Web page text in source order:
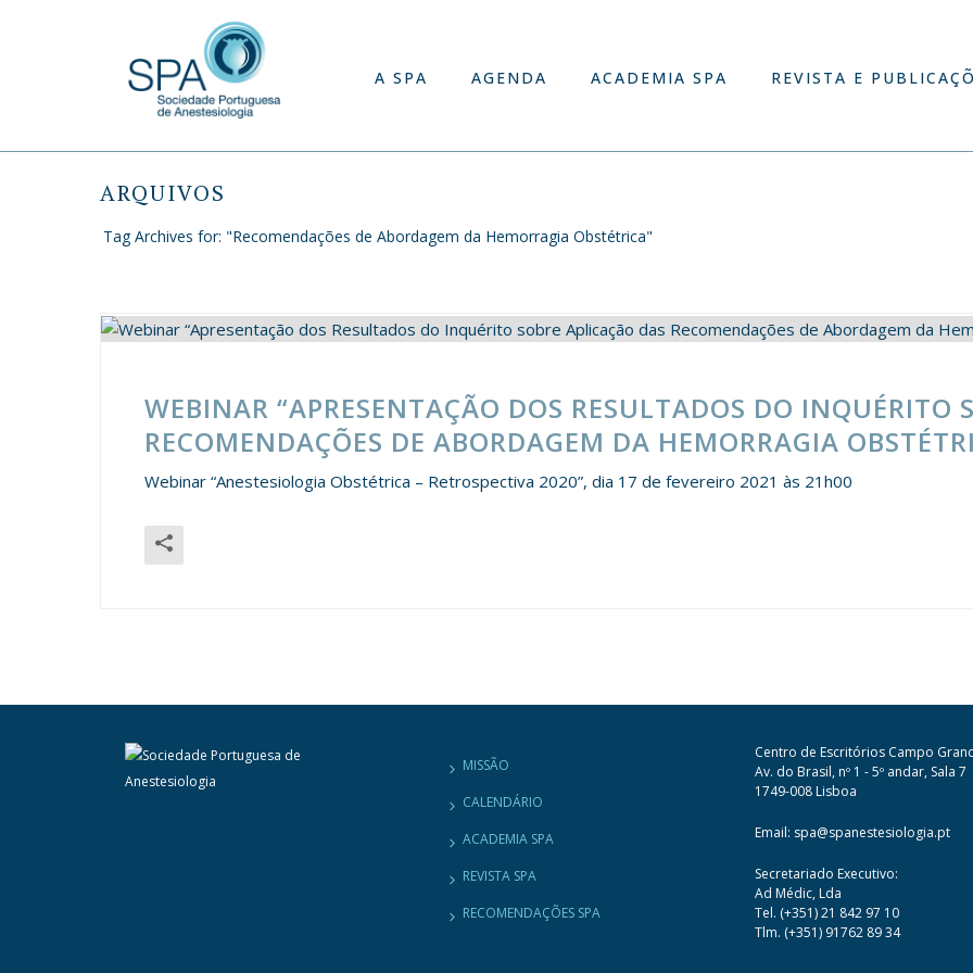
A SPA AGENDA ACADEMIA SPA REVISTA E
ARQUIVOS
Tag Archives for: "Recomendações de Abordagem da Hemorragia Obstétrica"
WEBINAR “APRESENTAÇÃO DOS RESULTADOS DO INQUÉRITO
RECOMENDAÇÕES DE ABORDAGEM DA HEMORRAGIA
Webinar “Anestesiologia Obstétrica – Retrospectiva 2020”, dia 17 de fevereiro 2021 às 21h00
MISSÃO
CALENDÁRIO
ACADEMIA SPA
REVISTA SPA
RECOMENDAÇÕES SPA
Centro de Escritórios Campo
Av. do Brasil, nº 1 - 5º andar, Sala 7
1749-008 Lisboa
Email: spa@spanestesiologia.pt
Secretariado Executivo:
Ad Médic, Lda
Tel. (+351) 21 842 97 10
Tlm. (+351) 91762 89 34